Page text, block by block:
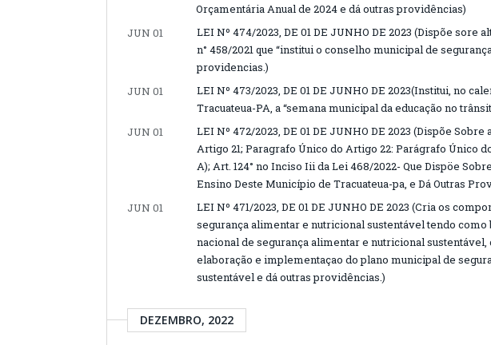
Orçamentária Anual de 2024 e dá outras providências)
JUN 01
LEI Nº 474/2023, DE 01 DE JUNHO DE 2023 (Dispõe sore
n° 458/2021 que “institui o conselho municipal de
providencias.)
JUN 01
LEI Nº 473/2023, DE 01 DE JUNHO DE 2023(Institui, no
Tracuateua-PA, a “semana municipal da educação no
JUN 01
LEI Nº 472/2023, DE 01 DE JUNHO DE 2023 (Dispõe
Artigo 21; Paragrafo Único do Artigo 22: Parágrafo Único
A); Art. 124° no Inciso Iii da Lei 468/2022- Que Dispöe
Ensino Deste Município de Tracuateua-pa, e Dá Outras
JUN 01
LEI Nº 471/2023, DE 01 DE JUNHO DE 2023 (Cria os
segurança alimentar e nutricional sustentável tendo como
nacional de segurança alimentar e nutricional
elaboração e implementaçao do plano municipal de
sustentável e dá outras providências.)
DEZEMBRO, 2022